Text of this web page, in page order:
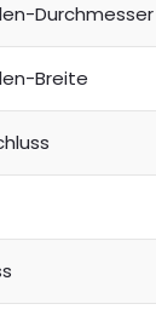
Durchmesser
Breite